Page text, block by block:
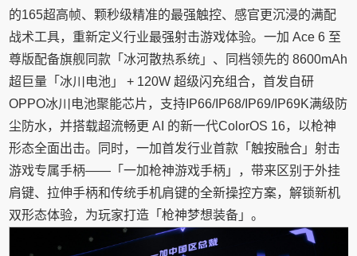
的165超高帧、颗秒级精准的最强触控、感官更沉浸的满配
战术工具，重新定义行业最强射击游戏体验。一加 Ace 6 至
尊版配备旗舰同款「冰河散热系统」、同档领先的 8600mAh
超巨量「冰川电池」 + 120W 超级闪充组合，首发自研
OPPO冰川电池聚能芯片，支持IP66/IP68/IP69/IP69K满级防
尘防水，并搭载超流畅更 AI 的新一代ColorOS 16，以枪神
形态全面出击。同时，一加首发行业首款「触按融合」射击
游戏专属手柄——「一加枪神游戏手柄」，带来区别于外挂
肩键、拉伸手柄和传统手机肩键的全新操控方案，解锁新机
双形态体验，为玩家打造「枪神梦想装备」。